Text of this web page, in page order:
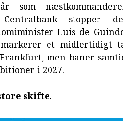
som
Centralbank stopper
Luis de
markerer et midlertidigt
men baner
i 2027.
skifte.